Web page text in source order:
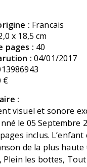
: Francais
x 18,5 cm
pages : 40
: 04/01/2017
€
:
visuel et sonore
le 05 Septembre
inclus. L’enfant
de la plus
Plein les bottes,